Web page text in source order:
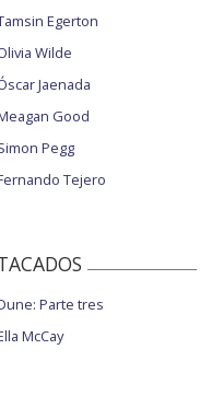
Egerton
Wilde
Jaenada
Good
Pegg
Tejero
Parte tres
McCay